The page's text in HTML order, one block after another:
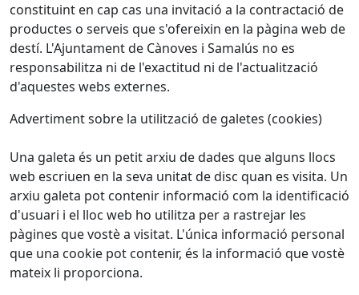
constituint en cap cas una invitació a la contractació de
productes o serveis que s'ofereixin en la pàgina web de
destí. L'Ajuntament de Cànoves i Samalús no es
responsabilitza ni de l'exactitud ni de l'actualització
d'aquestes webs externes.
Advertiment sobre la utilització de galetes (cookies)
Una galeta és un petit arxiu de dades que alguns llocs
web escriuen en la seva unitat de disc quan es visita. Un
arxiu galeta pot contenir informació com la identificació
d'usuari i el lloc web ho utilitza per a rastrejar les
pàgines que vostè a visitat. L'única informació personal
que una cookie pot contenir, és la informació que vostè
mateix li proporciona.